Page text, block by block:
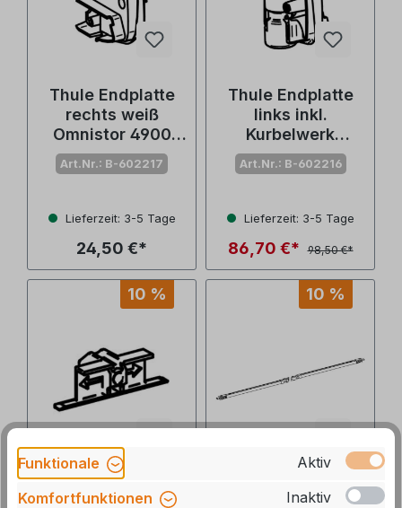
Thule Endplatte
rechts weiß
Omnistor 4900
(Nr. 1500602217)
Art.Nr.: B-602217
Lieferzeit: 3-5 Tage
24,50 €*
Thule Endplatte
links inkl.
Kurbelwerk
eloxiert Omnistor
4900 (Nr.
Art.Nr.: B-602216
Lieferzeit: 3-5 Tage
86,70 €* 98,50 €*
10 %
Thule Stützfuß-
10 %
Thule Stützfuß für
Funktionale
Aktiv
Komfortfunktionen
Inaktiv